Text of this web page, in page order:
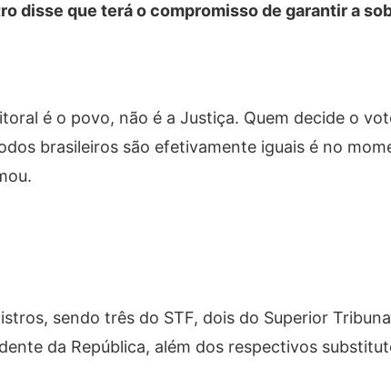
disse que terá o compromisso de garantir a
é o povo, não é a Justiça. Quem decide o
brasileiros são efetivamente iguais é no
sendo três do STF, dois do Superior
da República, além dos respectivos